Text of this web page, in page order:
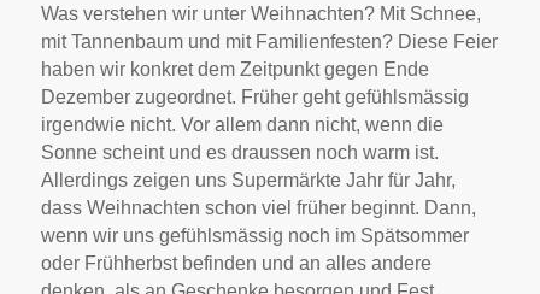
Was verstehen wir unter Weihnachten? Mit Schnee,
mit Tannenbaum und mit Familienfesten? Diese Feier
haben wir konkret dem Zeitpunkt gegen Ende
Dezember zugeordnet. Früher geht gefühlsmässig
irgendwie nicht. Vor allem dann nicht, wenn die
Sonne scheint und es draussen noch warm ist.
Allerdings zeigen uns Supermärkte Jahr für Jahr,
dass Weihnachten schon viel früher beginnt. Dann,
wenn wir uns gefühlsmässig noch im Spätsommer
oder Frühherbst befinden und an alles andere